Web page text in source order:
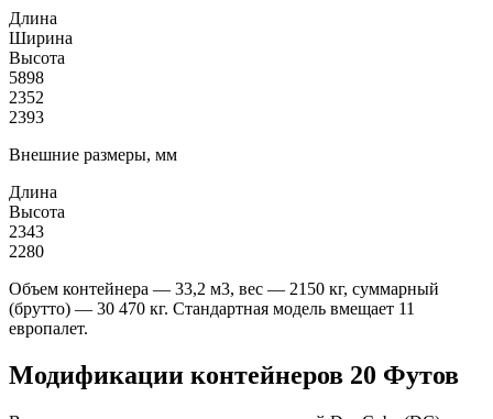
Длина
Ширина
Высота
5898
2352
2393
Внешние размеры, мм
Длина
Высота
2343
2280
Объем контейнера — 33,2 м3, вес — 2150 кг, суммарный
(брутто) — 30 470 кг. Стандартная модель вмещает 11
европалет.
Модификации контейнеров 20 Футов